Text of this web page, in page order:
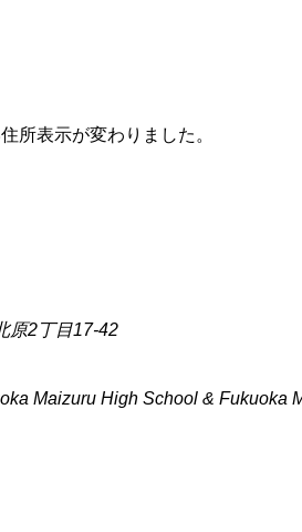
原2丁目17-42
Maizuru High School & Fukuoka